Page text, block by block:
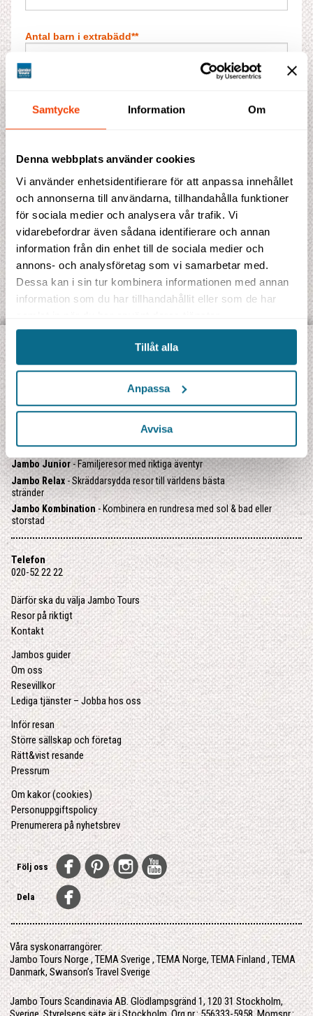
Samtycke Information Om
Denna webbplats använder cookies
Vi använder enhetsidentifierare för att anpassa innehållet
och annonserna till användarna, tillhandahålla funktioner
för sociala medier och analysera vår trafik. Vi
vidarebefordrar även sådana identifierare och annan
information från din enhet till de sociala medier och
annons- och analysföretag som vi samarbetar med.
Dessa kan i sin tur kombinera informationen med annan
information som du har tillhandahållit eller som de har
Tillåt alla
Anpassa
Avvisa
Antal barn i extrabädd**
UPPTÄCK VÅRA OLIKA TYPER AV RESOR:
- Safariresor på riktigt
Jambo Explorer- Äventyrsresor i internationell grupp
- Utvalda kryssningar i litet format
Jambo Kompass- Färdiga resepaket med utvalda favoriter
Jambo Junior - Familjeresor med riktiga äventyr
Jambo Relax- Skräddarsydda resor till världens bästa
stränder
Jambo Kombination- Kombinera en rundresa med sol & bad eller
storstad
Telefon
020-52 22 22
Därför ska du välja Jambo Tours
Resor på riktigt
Kontakt
Jambos guider
Om oss
Resevillkor
Lediga tjänster – Jobba hos oss
Inför resan
Större sällskap och företag
Rätt&vist resande
Pressrum
Om kakor (cookies)
Personuppgiftspolicy
Prenumerera på nyhetsbrev
Följ oss
Dela
Våra syskonarrangörer:
Jambo Tours Norge,TEMA Sverige ,TEMA Norge,TEMA Finland,TEMA
Danmark,Swanson’s Travel Sverige
Jambo Tours Scandinavia AB. Glödlampsgränd 1, 120 31 Stockholm,